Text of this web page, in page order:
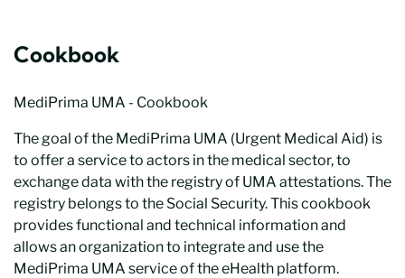
Cookbook
MediPrima UMA - Cookbook
The goal of the MediPrima UMA (Urgent Medical Aid) is
to offer a service to actors in the medical sector, to
exchange data with the registry of UMA attestations. The
registry belongs to the Social Security. This cookbook
provides functional and technical information and
allows an organization to integrate and use the
MediPrima UMA service of the eHealth platform.